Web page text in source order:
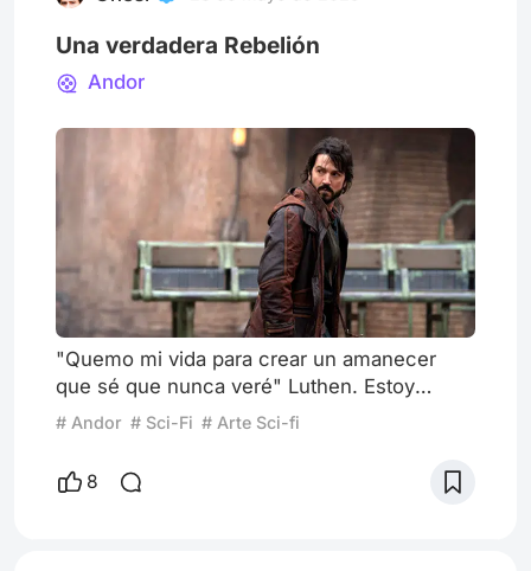
Una verdadera Rebelión
Andor
"Quemo mi vida para crear un amanecer
que sé que nunca veré" Luthen. Estoy
hecho un impresentable. Me dejaron
correspondiente para este espacio, con la
objetividad derrumbada. Qué decir. A la vez,
# Andor # Sci-Fi # Arte Sci-fi
8